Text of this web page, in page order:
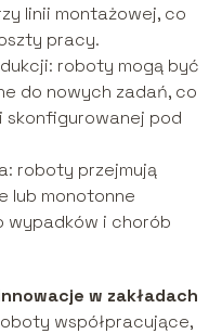
linii montażowej, co
pracy.
roboty mogą być
do nowych zadań, co
skonfigurowanej pod
roboty przejmują
lub monotonne
wypadków i chorób
w zakładach
współpracujące,